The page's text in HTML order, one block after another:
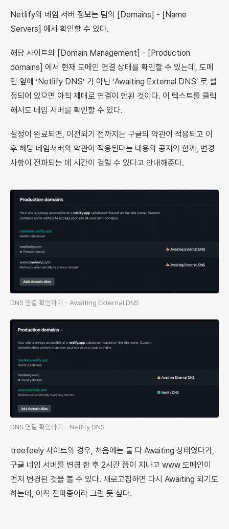
Netlify의 네임 서버 정보는 팀의 [Domains] - [Name
Servers] 에서 확인할 수 있다.
해당 사이트의 [Domain Management] - [Production
domains] 에서 현재 도메인 연결 상태를 확인할 수 있는데, 도메
인 옆에 ‘Netlify DNS’ 가 아닌 ‘Awaiting External DNS’ 로 설
정되어 있으면 아직 제대로 연결이 안된 것이다. 이 텍스트를 클릭
해서도 네임 서버를 확인할 수 있다.
설정이 완료되면, 이전되기 전까지는 구글의 약관이 적용되고 이
후 해당 네임서버의 약관이 적용된다는 내용의 공지와 함께, 변경
사항이 전파되는 데 시간이 걸릴 수 있다고 안내해준다.
DNS 연결 확인하기 - Awaiting External DNS
DNS 연결 확인하기 - Netlify DNS
treefeely 사이트의 경우, 처음에는 둘 다 Awaiting 상태였다가,
구글 네임 서버를 변경 한 후 2시간 쯤이 지나고 www 도메인이
먼저 변경된 것을 볼 수 있다. 새로고침하면 다시 Awaiting 되기도
하는데, 아직 전파중이라 그런 듯 싶다.